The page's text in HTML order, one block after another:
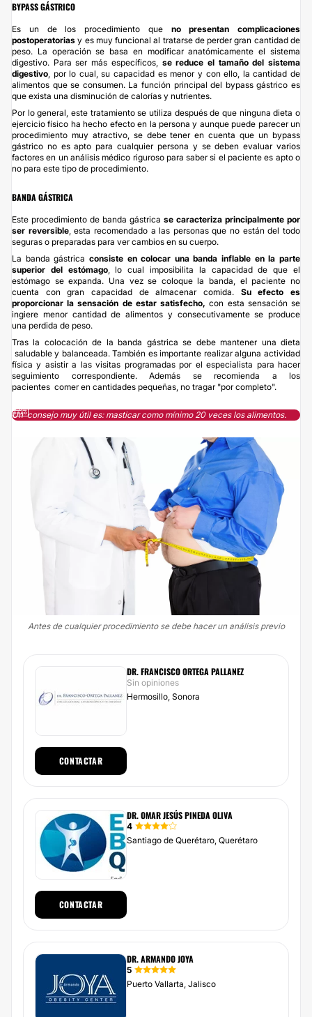
BYPASS GÁSTRICO
Es un de los procedimiento que no presentan complicaciones
postoperatorias y es muy funcional al tratarse de perder gran cantidad de
peso. La operación se basa en modificar anatómicamente el sistema
digestivo. Para ser más específicos, se reduce el tamaño del sistema
digestivo, por lo cual, su capacidad es menor y con ello, la cantidad de
alimentos que se consumen. La función principal del bypass gástrico es
que exista una disminución de calorías y nutrientes.
Por lo general, este tratamiento se utiliza después de que ninguna dieta o
ejercicio físico ha hecho efecto en la persona y aunque puede parecer un
procedimiento muy atractivo, se debe tener en cuenta que un bypass
gástrico no es apto para cualquier persona y se deben evaluar varios
factores en un análisis médico riguroso para saber si el paciente es apto o
no para este tipo de procedimiento.
BANDA GÁSTRICA
Este procedimiento de banda gástrica se caracteriza principalmente por
ser reversible, esta recomendado a las personas que no están del todo
seguras o preparadas para ver cambios en su cuerpo.
La banda gástrica consiste en colocar una banda inflable en la parte
superior del estómago, lo cual imposibilita la capacidad de que el
estómago se expanda. Una vez se coloque la banda, el paciente no
cuenta con gran capacidad de almacenar comida. Su efecto es
proporcionar la sensación de estar satisfecho,con esta sensación se
ingiere menor cantidad de alimentos y consecutivamente se produce
una perdida de peso.
Tras la colocación de la banda gástrica se debe mantener una dieta
saludable y balanceada. También es importante realizar alguna actividad
física y asistir a las visitas programadas por el especialista para hacer
seguimiento correspondiente. Además se recomienda a los
pacientes comer en cantidades pequeñas, no tragar "por completo".
Un consejo muy útil es: masticar como mínimo 20 veces los alimentos.
Antes de cualquier procedimiento se debe hacer un análisis previo
DR. FRANCISCO ORTEGA PALLANEZ
Sin opiniones
Hermosillo, Sonora
CONTACTAR
DR. OMAR JESÚS PINEDA OLIVA
4
Santiago de Querétaro, Querétaro
CONTACTAR
DR. ARMANDO JOYA
5
Puerto Vallarta, Jalisco